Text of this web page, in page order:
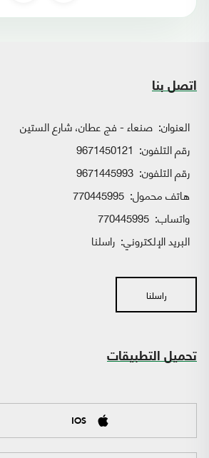
اتصل بنا
العنوان: صنعاء - فج عطان، شارع الستين
رقم التلفون: 9671450121
رقم التلفون: 9671445993
هاتف محمول: 770445995
واتساب:
البريد الإلكتروني: راسلنا
راسلنا
تحميل التطبيقات
IOS